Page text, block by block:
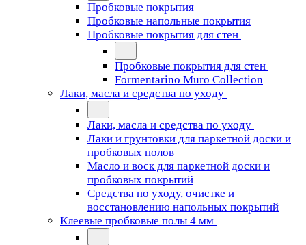
Пробковые покрытия
Пробковые напольные покрытия
Пробковые покрытия для стен
Пробковые покрытия для стен
Formentarino Muro Collection
Лаки, масла и средства по уходу
Лаки, масла и средства по уходу
Лаки и грунтовки для паркетной доски и
пробковых полов
Масло и воск для паркетной доски и
пробковых покрытий
Средства по уходу, очистке и
восстановлению напольных покрытий
Клеевые пробковые полы 4 мм